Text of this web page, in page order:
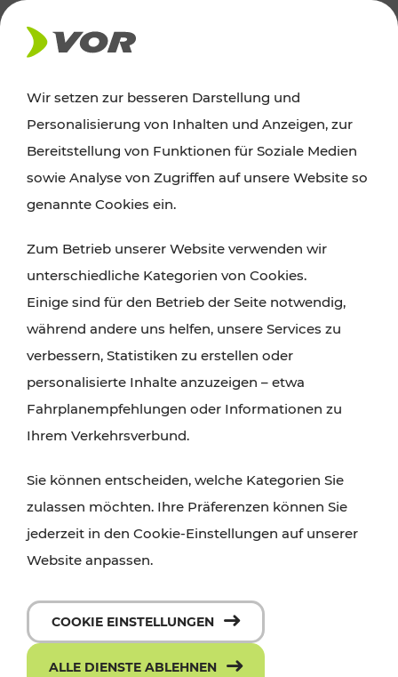
AKTUELLES
Ausflugstipps
Wien, Niederösterreich und das Burgenland
Wanderungen, Kultur und Gastronomie,
Radtouren oder purer Naturgenuss – viele
Attraktionen sind mit den Ticket- und Fahrplan-
Angeboten des VOR gut und schnell erreichbar.
Wir setzen zur besseren Darstellung und
Personalisierung von Inhalten und Anzeigen, zur
Bereitstellung von Funktionen für Soziale Medien
sowie Analyse von Zugriffen auf unsere Website so
genannte Cookies ein.
Zum Betrieb unserer Website verwenden wir
unterschiedliche Kategorien von Cookies.
Einige sind für den Betrieb der Seite notwendig,
während andere uns helfen, unsere Services zu
verbessern, Statistiken zu erstellen oder
personalisierte Inhalte anzuzeigen – etwa
Fahrplanempfehlungen oder Informationen zu
Ihrem Verkehrsverbund.
Sie können entscheiden, welche Kategorien Sie
zulassen möchten. Ihre Präferenzen können Sie
jederzeit in den Cookie-Einstellungen auf unserer
Website anpassen.
COOKIE EINSTELLUNGEN
ALLE DIENSTE ABLEHNEN